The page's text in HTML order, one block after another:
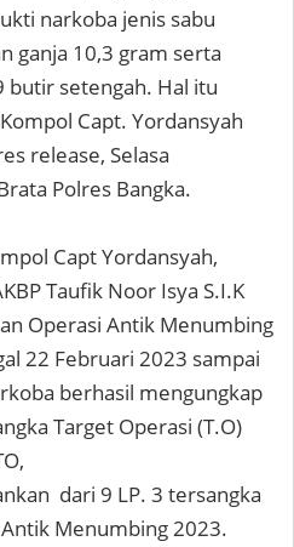
narkoba jenis sabu
ganja 10,3 gram serta
butir setengah. Hal itu
Capt. Yordansyah
release, Selasa
Polres Bangka.
Capt Yordansyah,
Taufik Noor Isya S.I.K
Operasi Antik Menumbing
22 Februari 2023 sampai
berhasil mengungkap
Target Operasi (T.O)
dari 9 LP. 3 tersangka
Menumbing 2023.